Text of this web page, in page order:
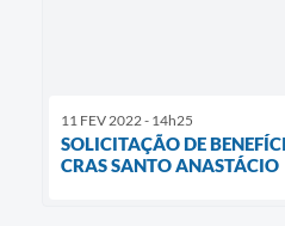
11 FEV 2022 - 14h25
SOLICITAÇÃO DE
CRAS SANTO ANASTÁCIO